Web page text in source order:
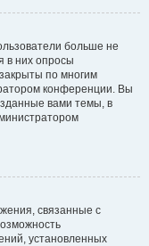
больше не
в них опросы
по многим
конференции. Вы
вами темы, в
связанные с
установленных